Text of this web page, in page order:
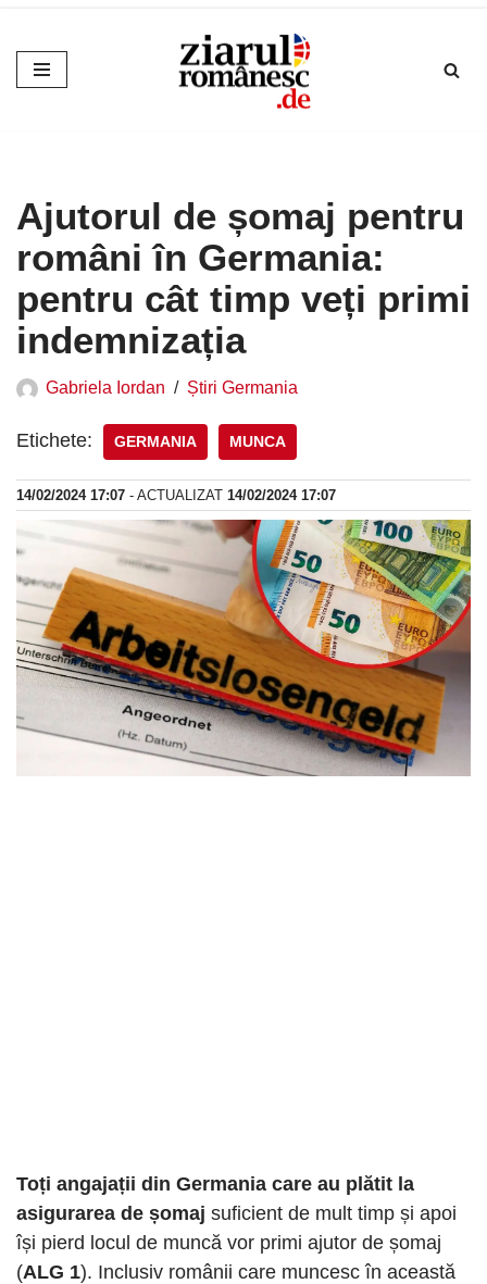
Sari
la
Ajutorul de șomaj pentru
români în Germania:
pentru cât timp veți primi
indemnizația
Gabriela Iordan Știri Germania
Etichete: GERMANIA MUNCA
14/02/2024 17:07 - ACTUALIZAT 14/02/2024 17:07
Toți angajații din Germania care au plătit la
asigurarea de șomaj suficient de mult timp și apoi
își pierd locul de muncă vor primi ajutor de șomaj
(ALG 1). Inclusiv românii care muncesc în această